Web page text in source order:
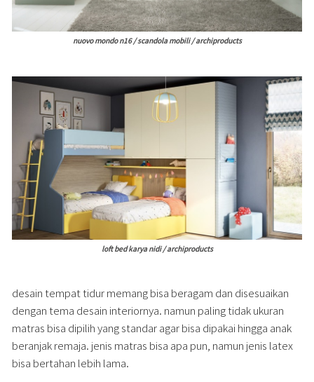
nuovo mondo n16 / scandola mobili / archiproducts
loft bed karya nidi / archiproducts
desain tempat tidur memang bisa beragam dan disesuaikan
dengan tema desain interiornya. namun paling tidak ukuran
matras bisa dipilih yang standar agar bisa dipakai hingga anak
beranjak remaja. jenis matras bisa apa pun, namun jenis latex
bisa bertahan lebih lama.